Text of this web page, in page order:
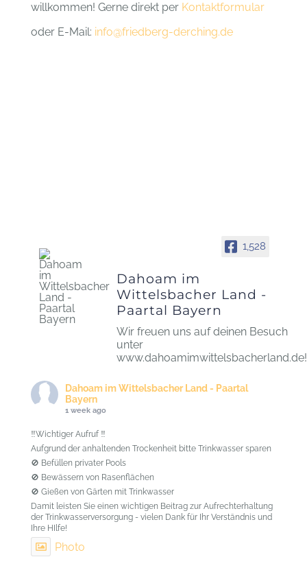
willkommen! Gerne direkt per Kontaktformular
oder E-Mail: info@friedberg-derching.de
1,528
Dahoam im
Wittelsbacher Land -
Paartal Bayern
Wir freuen uns auf deinen Besuch
unter
www.dahoamimwittelsbacherland.de!
Dahoam im Wittelsbacher Land - Paartal
Bayern
1 week ago
‼️Wichtiger Aufruf ‼️
Aufgrund der anhaltenden Trockenheit bitte Trinkwasser sparen
🚫 Befüllen privater Pools
🚫 Bewässern von Rasenflächen
🚫 Gießen von Gärten mit Trinkwasser
Damit leisten Sie einen wichtigen Beitrag zur Aufrechterhaltung
der Trinkwasserversorgung - vielen Dank für Ihr Verständnis und
Ihre HIlfe!
Photo